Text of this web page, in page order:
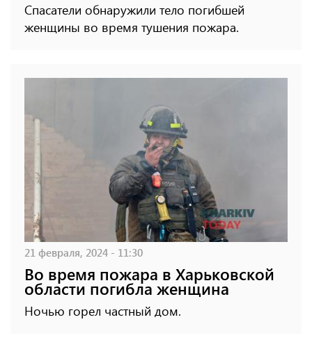
Спасатели обнаружили тело погибшей
женщины во время тушения пожара.
21 февраля, 2024 - 11:30
Во время пожара в Харьковской
области погибла женщина
Ночью горел частный дом.